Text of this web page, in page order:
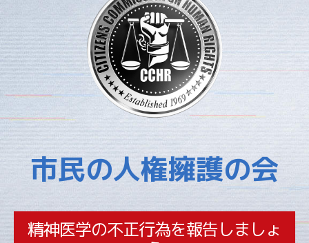
市民の人権擁護の会
精神医学の不正行為を報告しましょ